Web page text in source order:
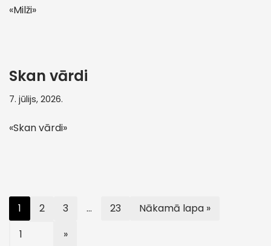
«Milži»
Skan vārdi
7. jūlijs, 2026.
«Skan vārdi»
1 2 3 … 23 Nākamā lapa »